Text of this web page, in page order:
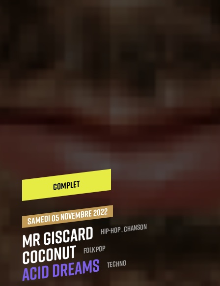
COMPLET
samedi 05 novembre 2022
Mr Giscard Hip-Hop , Chanson
Coconut Folk Pop
Acid Dreams Techno